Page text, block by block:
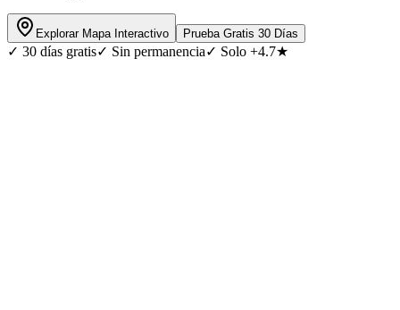
Explorar Mapa Interactivo Prueba Gratis 30 Días
✓ 30 días gratis✓ Sin permanencia✓ Solo +4.7★